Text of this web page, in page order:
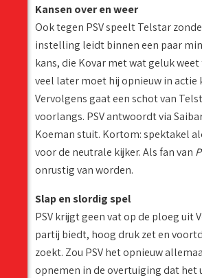
Kansen over en weer
Ook tegen PSV speelt Telstar
instelling leidt binnen een paar
kans, die Kovar met wat geluk
veel later moet hij opnieuw in actie
Vervolgens gaat een schot van
voorlangs. PSV antwoordt via
Koeman stuit. Kortom: spektakel
voor de neutrale kijker. Als fan van
onrustig van worden.
Slap en slordig spel
PSV krijgt geen vat op de ploeg uit
partij biedt, hoog druk zet en
zoekt. Zou PSV het opnieuw
opnemen in de overtuiging dat het